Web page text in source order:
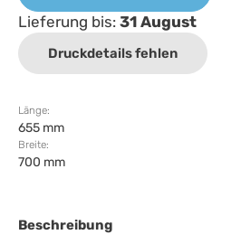
Lieferung bis: 31 August
Druckdetails fehlen
Länge:
655 mm
Breite:
700 mm
Beschreibung